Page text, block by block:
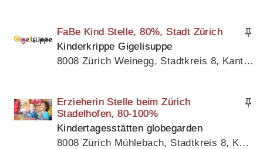
FaBe Kind Stelle, 80%, Stadt Zürich
Kinderkrippe Gigelisuppe
8008 Zürich Weinegg, Stadtkreis 8, Kanton Zürich
Erzieherin Stelle beim Zürich
Stadelhofen, 80-100%
Kindertagesstätten globegarden
8008 Zürich Mühlebach, Stadtkreis 8, Kanton Zürich